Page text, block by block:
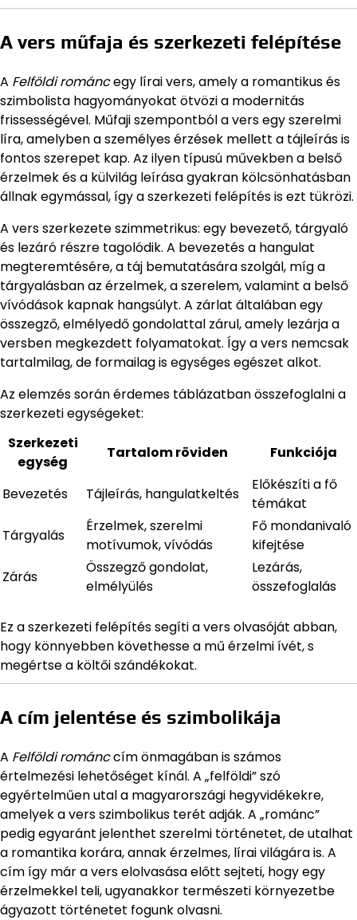
A vers műfaja és szerkezeti felépítése
A Felföldi románcegy lírai vers, amely a romantikus és
szimbolista hagyományokat ötvözi a modernitás
frissességével. Műfaji szempontból a vers egy szerelmi
líra, amelyben a személyes érzések mellett a tájleírás is
fontos szerepet kap. Az ilyen típusú művekben a belső
érzelmek és a külvilág leírása gyakran kölcsönhatásban
állnak egymással, így a szerkezeti felépítés is ezt tükrözi.
A vers szerkezete szimmetrikus: egy bevezető, tárgyaló
és lezáró részre tagolódik. A bevezetés a hangulat
megteremtésére, a táj bemutatására szolgál, míg a
tárgyalásban az érzelmek, a szerelem, valamint a belső
vívódások kapnak hangsúlyt. A zárlat általában egy
összegző, elmélyedő gondolattal zárul, amely lezárja a
versben megkezdett folyamatokat. Így a vers nemcsak
tartalmilag, de formailag is egységes egészet alkot.
Az elemzés során érdemes táblázatban összefoglalni a
szerkezeti egységeket:
Szerkezeti
egység
Tartalom röviden Funkciója
Bevezetés Tájleírás, hangulatkeltés
Előkészíti a fő
témákat
Tárgyalás
Érzelmek, szerelmi
motívumok, vívódás
Fő mondanivaló
kifejtése
Zárás
Összegző gondolat,
elmélyülés
Lezárás,
összefoglalás
Ez a szerkezeti felépítés segíti a vers olvasóját abban,
hogy könnyebben követhesse a mű érzelmi ívét, s
megértse a költői szándékokat.
A cím jelentése és szimbolikája
A Felföldi románccím önmagában is számos
értelmezési lehetőséget kínál. A „felföldi” szó
egyértelműen utal a magyarországi hegyvidékekre,
amelyek a vers szimbolikus terét adják. A „románc”
pedig egyaránt jelenthet szerelmi történetet, de utalhat
a romantika korára, annak érzelmes, lírai világára is. A
cím így már a vers elolvasása előtt sejteti, hogy egy
érzelmekkel teli, ugyanakkor természeti környezetbe
ágyazott történetet fogunk olvasni.